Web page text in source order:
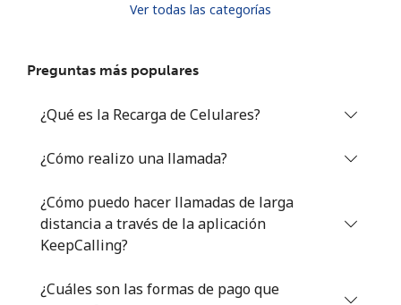
¿Olvidaste tu contraseña? →
Iniciar Sesión
Ver todas las categorías
Preguntas más populares
¿Qué es la Recarga de Celulares?
¿Cómo realizo una llamada?
¿Cómo puedo hacer llamadas de larga
distancia a través de la aplicación
KeepCalling?
¿Cuáles son las formas de pago que